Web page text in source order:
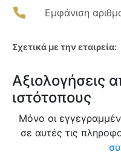
Εμφάνιση
Σχετικά με την εταιρεία:
Αξιολογήσεις
ιστότοπους
Μόνο οι
σε αυτές τις